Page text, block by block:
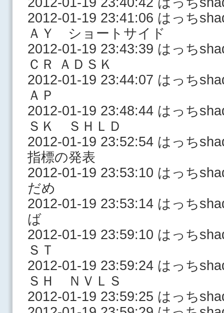
2012-01-19 23:41:06 はっち
ＡＹ ショートサイド
2012-01-19 23:43:39 はっち
ＣＲ ＡＤＳＫ
2012-01-19 23:44:07 はっち
ＡＰ
2012-01-19 23:48:44 はっち
ＳＫ ＳＨＬＤ
2012-01-19 23:52:54 はっち
指標の発表
2012-01-19 23:53:10 はっち
だめ
2012-01-19 23:53:14 はっち
ば
2012-01-19 23:59:10 はっち
ＳＴ
2012-01-19 23:59:24 はっち
ＳＨ ＮＶＬＳ
2012-01-19 23:59:25 はっち